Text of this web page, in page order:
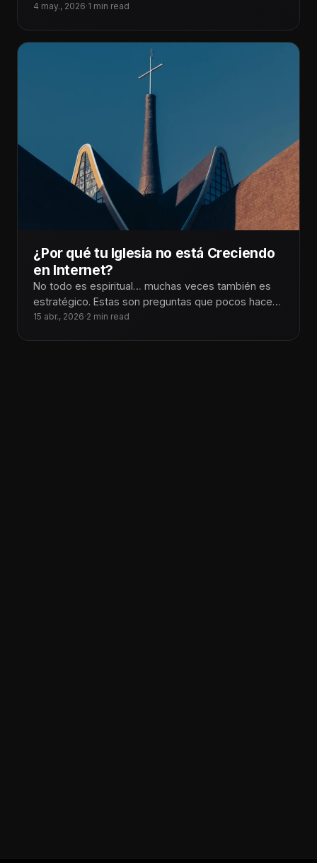
generan predicaciones, tiempos de
4 may., 2026·1 min read
¿Por qué tu Iglesia no está Creciendo
en Internet?
No todo es espiritual… muchas veces también es
estratégico. Estas son preguntas que pocos hacen,
pero que explican mucho de
15 abr., 2026·2 min read